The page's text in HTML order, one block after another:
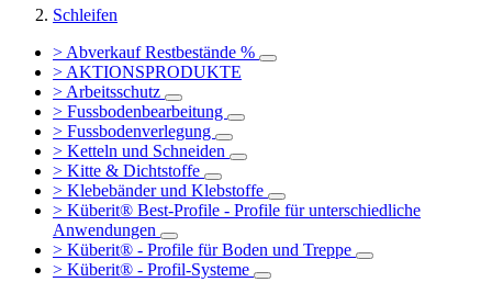
Schleifen
> Abverkauf Restbestände %
> AKTIONSPRODUKTE
> Arbeitsschutz
> Fussbodenbearbeitung
> Fussbodenverlegung
> Ketteln und Schneiden
> Kitte & Dichtstoffe
> Klebebänder und Klebstoffe
> Küberit® Best-Profile - Profile für unterschiedliche
Anwendungen
> Küberit® - Profile für Boden und Treppe
> Küberit® - Profil-Systeme